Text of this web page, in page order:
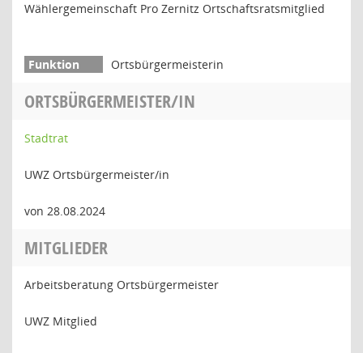
Wählergemeinschaft Pro Zernitz Ortschaftsratsmitglied
Ortsbürgermeisterin
ORTSBÜRGERMEISTER/IN
Stadtrat
UWZ Ortsbürgermeister/in
von 28.08.2024
MITGLIEDER
Arbeitsberatung Ortsbürgermeister
UWZ Mitglied